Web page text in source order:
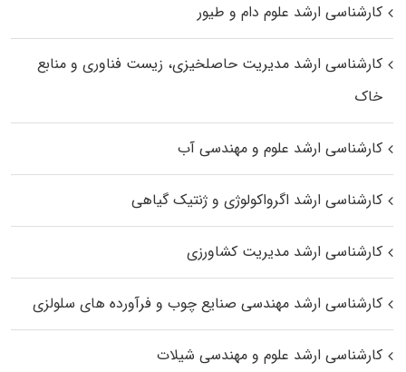
کارشناسی ارشد علوم دام و طیور
کارشناسی ارشد مدیریت حاصلخیزی، زیست فناوری و منابع
خاک
کارشناسی ارشد علوم و مهندسی آب
کارشناسی ارشد اگرواکولوژی و ژنتیک گیاهی
کارشناسی ارشد مدیریت کشاورزی
کارشناسی ارشد مهندسی صنایع چوب و فرآورده‌ های سلولزی
کارشناسی ارشد علوم و مهندسی شیلات